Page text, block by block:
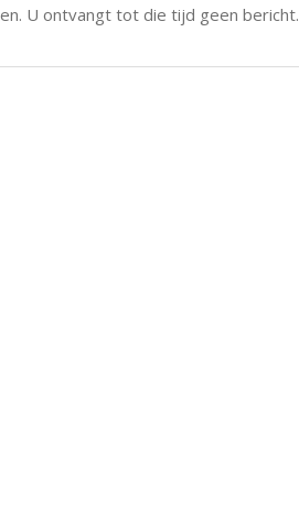
U ontvangt tot die tijd geen bericht.